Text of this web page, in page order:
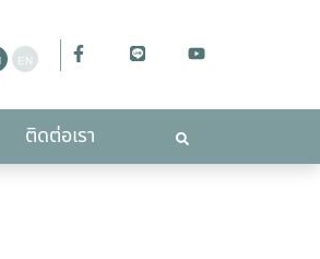
ติดต่อเรา